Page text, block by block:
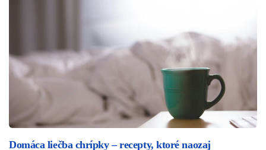
Domáca liečba chrípky – recepty, ktoré naozaj